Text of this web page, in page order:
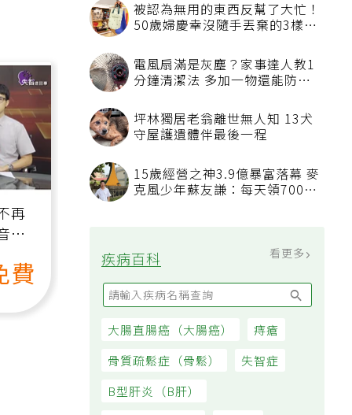
被認為無用的東西反幫了大忙！
50歲婦慶幸沒隨手丟棄的3樣物
電風扇滿是灰塵？家事達人教1
分鐘清潔法 多加一物還能防髒
坪林獨居老翁離世無人知 13犬
守屋護遺體伴最後一程
15歲經營之神3.9億暴富落幕 麥
克風少年蘇友謙：每天領700元
疾病百科
大腸直腸癌（大腸癌） 痔瘡
再
費